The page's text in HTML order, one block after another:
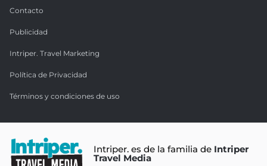
Contacto
Publicidad
Intriper. Travel Marketing
Política de Privacidad
Términos y condiciones de uso
Intriper. es de la familia de Intriper
Travel Media